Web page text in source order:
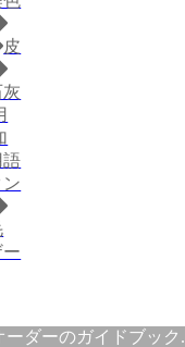
皮
語
ー
ーダーのガイドブック.